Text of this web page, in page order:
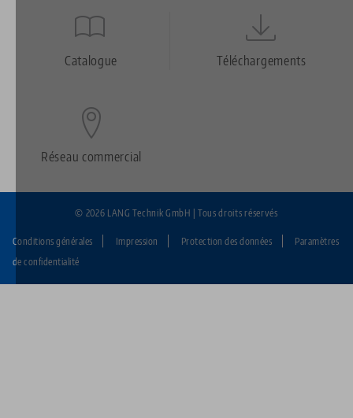
Quicklinks
FooterCatalogue Téléchargements
Réseau commercial
Fußzeile:
LANG
Conditions générales Impression Protection des données
Paramètres
de confidentialité
© 2026 LANG Technik GmbH | Tous droits réservés